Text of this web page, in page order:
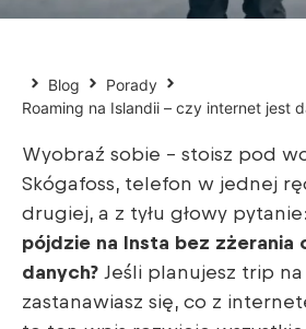
Blog
Porady
Roaming na Islandii – czy internet jest
Wyobraź sobie – stoisz pod
Skógafoss, telefon w jednej
drugiej, a z tyłu głowy pytanie:
pójdzie na Insta bez zżerania
danych? Jeśli planujesz trip
zastanawiasz się, co z